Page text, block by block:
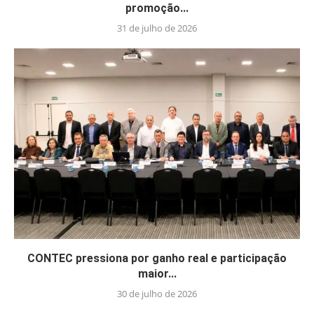
promoção...
31 de julho de 2026
CONTEC pressiona por ganho real e participação
maior...
30 de julho de 2026